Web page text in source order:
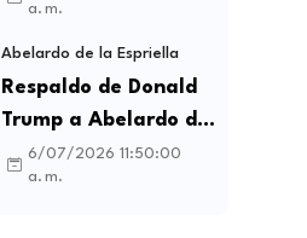
y busca frenar la
intermediación
laboral ilegal
a. m.
Abelardo de la Espriella
Respaldo de Donald
Trump a Abelardo de
la Espriella genera
debate sobre
6/07/2026 11:50:00
a. m.